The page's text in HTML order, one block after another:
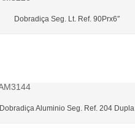
Dobradiça Seg. Lt. Ref. 90Prx6″
Dobradiça Aluminio Seg. Ref. 204 Dupla